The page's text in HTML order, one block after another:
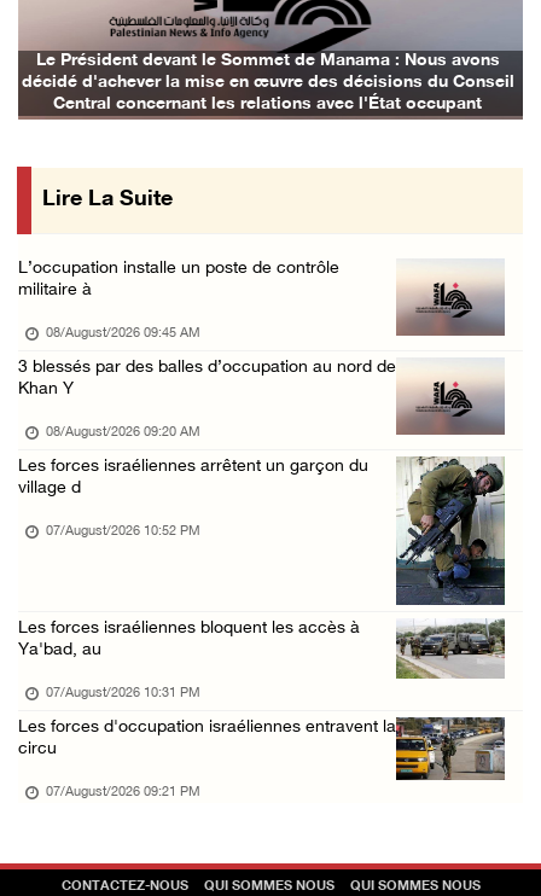
07/August/2026 05:38 PM
Environ 70 000 fidèles ont accompli la prièr ...
07/August/2026 02:45 PM
Incursions et barrages improvisés : les colo ...
« La force ne garantira ni sécurité ni stabi ...
Khalayel al-Louz : des colons attaquent un c ...
07/August/2026 01:53 PM
Nouvelle attaque de colons à Ramallah : une ...
07/August/2026 12:31 PM
Le Président devant le Sommet de Manama : Nous avons
décidé d'achever la mise en œuvre des décisions du Conseil
Central concernant les relations avec l'État occupant
Lire La Suite
L’occupation installe un poste de contrôle
militaire à
08/August/2026 09:45 AM
3 blessés par des balles d’occupation au nord de
Khan Y
08/August/2026 09:20 AM
Les forces israéliennes arrêtent un garçon du
village d
07/August/2026 10:52 PM
Les forces israéliennes bloquent les accès à
Ya'bad, au
07/August/2026 10:31 PM
Les forces d'occupation israéliennes entravent la
circu
07/August/2026 09:21 PM
CONTACTEZ-NOUS QUI SOMMES NOUS QUI SOMMES NOUS